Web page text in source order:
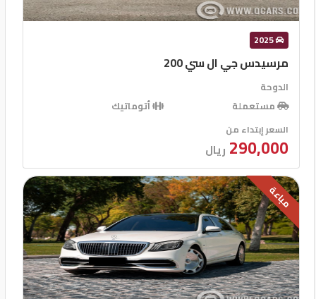
2025
مرسيدس جي ال سي 200
الدوحة
مستعملة
أتوماتيك
السعر إبتداء من
290,000 ريال
مباعة